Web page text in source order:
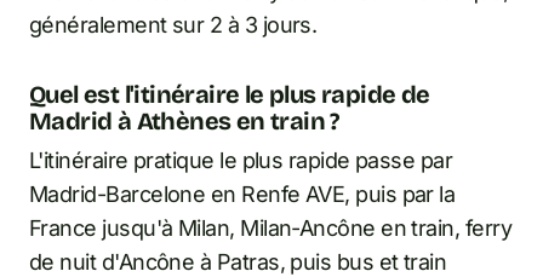
généralement sur 2 à 3 jours.
Quel est l'itinéraire le plus rapide de
Madrid à Athènes en train ?
L'itinéraire pratique le plus rapide passe par
Madrid-Barcelone en Renfe AVE, puis par la
France jusqu'à Milan, Milan-Ancône en train, ferry
de nuit d'Ancône à Patras, puis bus et train